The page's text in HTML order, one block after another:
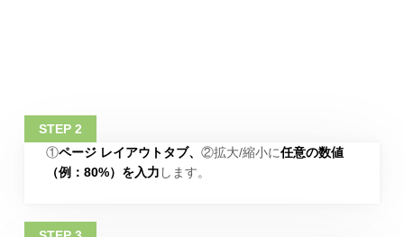
①ページ レイアウトタブ、 ②拡大/縮小に任意の数値
（例：80%）を入力 します。